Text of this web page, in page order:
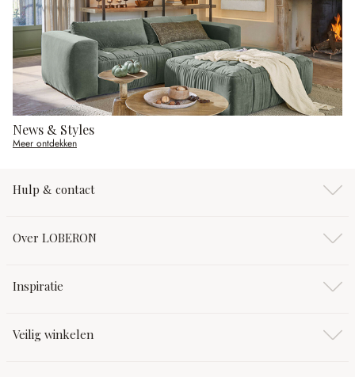
News & Styles
Meer ontdekken
Hulp & contact
Over LOBERON
Inspiratie
Veilig winkelen